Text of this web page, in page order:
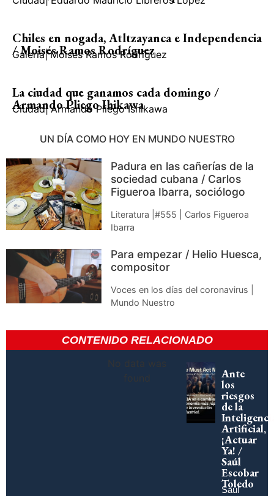
Chiles en nogada, Atltzayanca e Independencia
/ Moisés Ramos Rodríguez
Galería| Moisés Ramos Rodríguez
La ciudad que ganamos cada domingo /
Armando Pliego Ihikawa
Ciudad| Armando Pliego Ishikawa
UN DÍA COMO HOY EN MUNDO NUESTRO
Padura en las cañerías de la
sociedad cubana / Carlos
Figueroa Ibarra, sociólogo
Literatura |#555 | Carlos Figueroa
Ibarra
Para empezar / Helio Huesca,
compositor
Voces en los días del coronavirus |
Mundo Nuestro
CONTENIDO RELACIONADO
No data was
found
Ante
los
riesgos
de la
Artificial,
¡Actuar
Ya! /
Saúl
Escobar
Toledo
Saúl